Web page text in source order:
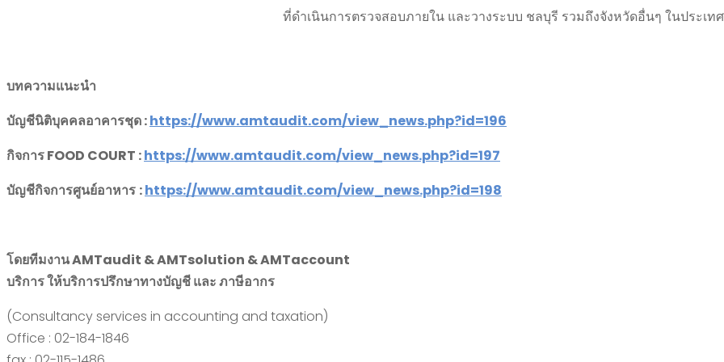
ที่ดำเนินการตรวจสอบภายใน และวางระบบ ชลบุรี รวมถึงจังหวัดอื่นๆ ในประเท
บทความแนะนำ
บัญชีนิติบุคคลอาคารชุด:https://www.amtaudit.com/view_news.php?id=196
กิจการFOOD COURT :https://www.amtaudit.com/view_news.php?id=197
บัญชีกิจการศูนย์อาหาร :https://www.amtaudit.com/view_news.php?id=198
โดยทีมงานAMTaudit & AMTsolution & AMTaccount
บริการ ให้บริการปรึกษาทางบัญชี และ ภาษีอากร
(Consultancy services in accounting and taxation)
Office : 02-184-1846